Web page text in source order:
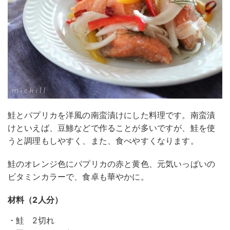
鮭とパプリカを洋風の南蛮漬けにした料理です。南蛮漬
けといえば、豆鯵などで作ることが多いですが、鮭を使
うと調理もしやすく、また、食べやすくなります。
鮭のオレンジ色にパプリカの赤と黄色、元気いっぱいの
ビタミンカラーで、食卓も華やかに。
材料（2人分）
・鮭 2切れ